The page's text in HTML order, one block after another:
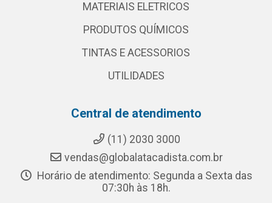
MATERIAIS ELETRICOS
PRODUTOS QUÍMICOS
TINTAS E ACESSORIOS
UTILIDADES
Central de atendimento
(11) 2030 3000
vendas@globalatacadista.com.br
Horário de atendimento: Segunda a Sexta das
07:30h às 18h.